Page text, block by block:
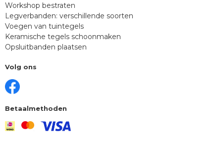
Workshop bestraten
Legverbanden: verschillende soorten
Voegen van tuintegels
Keramische tegels schoonmaken
Opsluitbanden plaatsen
Volg ons
Betaalmethoden